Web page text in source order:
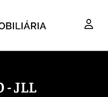
- JLL